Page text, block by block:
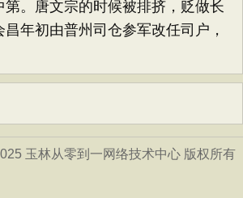
第。唐文宗的时候被排挤，贬做长
年初由普州司仓参军改任司户，
玉林从零到一网络技术中心 版权所有